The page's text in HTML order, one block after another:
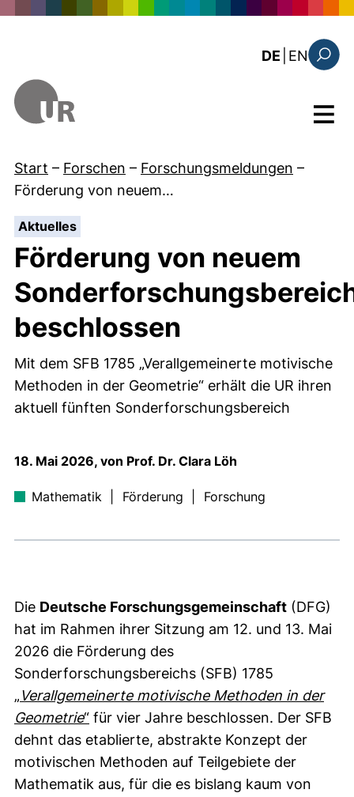
DE EN: this
Menü
Start – Forschen – Forschungsmeldungen –
Förderung von neuem…
Aktuelles:
Förderung von neuem
beschlossen
Mit dem SFB 1785 „Verallgemeinerte motivische
Methoden in der Geometrie“ erhält die UR ihren
aktuell fünften Sonderforschungsbereich
18. Mai 2026, von Prof. Dr. Clara Löh
Mathematik Förderung Forschung
Die Deutsche Forschungsgemeinschaft (DFG)
hat im Rahmen ihrer Sitzung am 12. und 13. Mai
2026 die Förderung des
Sonderforschungsbereichs (SFB) 1785
„Verallgemeinerte motivische Methoden in der
Geometrie“(externer Link, öffnet neues Fenster)
für vier Jahre beschlossen. Der SFB
dehnt das etablierte, abstrakte Konzept der
motivischen Methoden auf Teilgebiete der
Mathematik aus, für die es bislang kaum von